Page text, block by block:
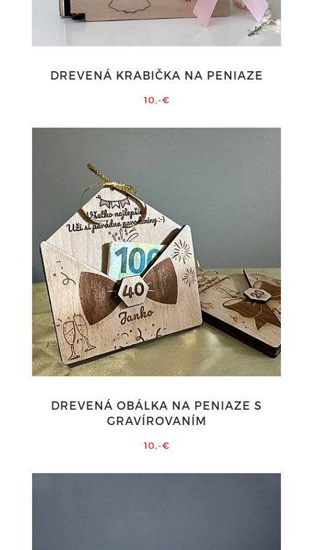
DREVENÁ KRABIČKA NA PENIAZE
10,-€
DREVENÁ OBÁLKA NA PENIAZE S
GRAVÍROVANÍM
10,-€